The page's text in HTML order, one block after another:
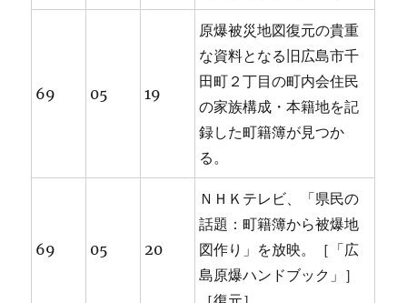
69 05 19
原爆被災地図復元の貴重
な資料となる旧広島市千
田町２丁目の町内会住民
の家族構成・本籍地を記
録した町籍簿が見つか
る。
69 05 20
ＮＨＫテレビ、「県民の
話題：町籍簿から被爆地
図作り」を放映。［「広
島原爆ハンドブック」］